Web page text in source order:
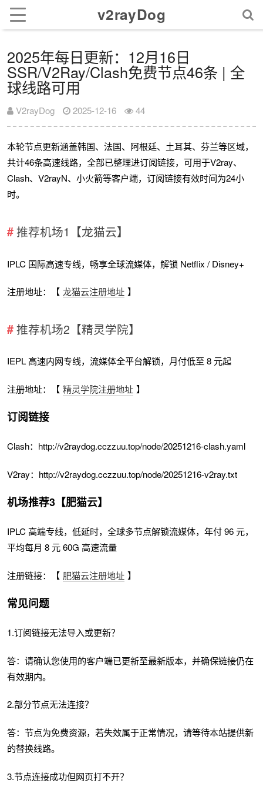
v2rayDog
2025年每日更新：12月16日
SSR/V2Ray/Clash免费节点46条 | 全
球线路可用
V2rayDog 2025-12-16 44
本轮节点更新涵盖韩国、法国、阿根廷、土耳其、芬兰等区域，
共计46条高速线路，全部已整理进订阅链接，可用于V2ray、
Clash、V2rayN、小火箭等客户端，订阅链接有效时间为24小
时。
推荐机场1【龙猫云】
IPLC 国际高速专线，畅享全球流媒体，解锁 Netflix / Disney+
注册地址：【 龙猫云注册地址 】
推荐机场2【精灵学院】
IEPL 高速内网专线，流媒体全平台解锁，月付低至 8 元起
注册地址：【 精灵学院注册地址 】
订阅链接
Clash：http://v2raydog.cczzuu.top/node/20251216-clash.yaml
V2ray：http://v2raydog.cczzuu.top/node/20251216-v2ray.txt
机场推荐3【肥猫云】
IPLC 高端专线，低延时，全球多节点解锁流媒体，年付 96 元，
平均每月 8 元 60G 高速流量
注册链接：【 肥猫云注册地址 】
常见问题
1.订阅链接无法导入或更新？
答：请确认您使用的客户端已更新至最新版本，并确保链接仍在
有效期内。
2.部分节点无法连接？
答：节点为免费资源，若失效属于正常情况，请等待本站提供新
的替换线路。
3.节点连接成功但网页打不开？